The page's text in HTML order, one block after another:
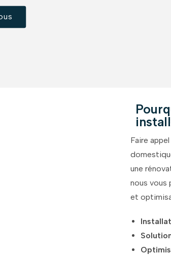
Faire appel
une
nous vous
et